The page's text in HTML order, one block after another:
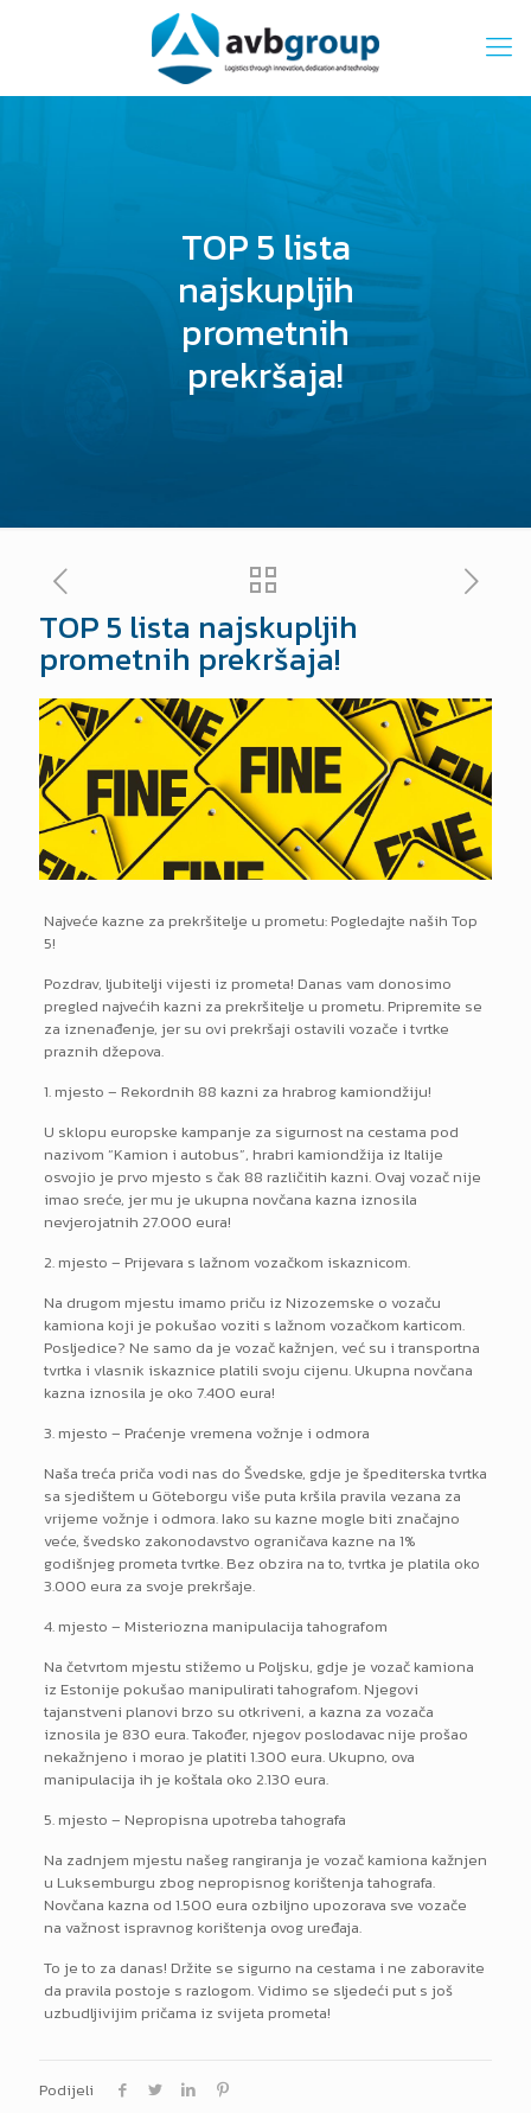
TOP 5 lista
najskupljih
prometnih
prekršaja!
TOP 5 lista najskupljih
prometnih prekršaja!
Najveće kazne za prekršitelje u prometu: Pogledajte naših Top
5!
Pozdrav, ljubitelji vijesti iz prometa! Danas vam donosimo
pregled najvećih kazni za prekršitelje u prometu. Pripremite se
za iznenađenje, jer su ovi prekršaji ostavili vozače i tvrtke
praznih džepova.
1. mjesto – Rekordnih 88 kazni za hrabrog kamiondžiju!
U sklopu europske kampanje za sigurnost na cestama pod
nazivom “Kamion i autobus”, hrabri kamiondžija iz Italije
osvojio je prvo mjesto s čak 88 različitih kazni. Ovaj vozač nije
imao sreće, jer mu je ukupna novčana kazna iznosila
nevjerojatnih 27.000 eura!
2. mjesto – Prijevara s lažnom vozačkom iskaznicom.
Na drugom mjestu imamo priču iz Nizozemske o vozaču
kamiona koji je pokušao voziti s lažnom vozačkom karticom.
Posljedice? Ne samo da je vozač kažnjen, već su i transportna
tvrtka i vlasnik iskaznice platili svoju cijenu. Ukupna novčana
kazna iznosila je oko 7.400 eura!
3. mjesto – Praćenje vremena vožnje i odmora
Naša treća priča vodi nas do Švedske, gdje je špediterska tvrtka
sa sjedištem u Göteborgu više puta kršila pravila vezana za
vrijeme vožnje i odmora. Iako su kazne mogle biti značajno
veće, švedsko zakonodavstvo ograničava kazne na 1%
godišnjeg prometa tvrtke. Bez obzira na to, tvrtka je platila oko
3.000 eura za svoje prekršaje.
4. mjesto – Misteriozna manipulacija tahografom
Na četvrtom mjestu stižemo u Poljsku, gdje je vozač kamiona
iz Estonije pokušao manipulirati tahografom. Njegovi
tajanstveni planovi brzo su otkriveni, a kazna za vozača
iznosila je 830 eura. Također, njegov poslodavac nije prošao
nekažnjeno i morao je platiti 1.300 eura. Ukupno, ova
manipulacija ih je koštala oko 2.130 eura.
5. mjesto – Nepropisna upotreba tahografa
Na zadnjem mjestu našeg rangiranja je vozač kamiona kažnjen
u Luksemburgu zbog nepropisnog korištenja tahografa.
Novčana kazna od 1.500 eura ozbiljno upozorava sve vozače
na važnost ispravnog korištenja ovog uređaja.
To je to za danas! Držite se sigurno na cestama i ne zaboravite
da pravila postoje s razlogom. Vidimo se sljedeći put s još
uzbudljivijim pričama iz svijeta prometa!
Podijeli